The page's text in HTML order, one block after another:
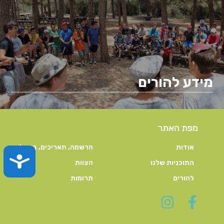
מידע להורים
מפת האתר
אודות
הרשמה, תאריכים, ביטול
התוכניות שלנו
הצוות
להורים
תרומות